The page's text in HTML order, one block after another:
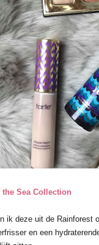
Sea Collection
ik deze uit de
en een